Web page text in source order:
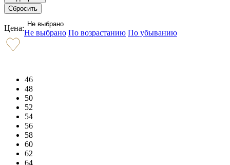
Цена: Не выбрано
Не выбрано По возрастанию По убыванию
46
48
50
52
54
56
58
60
62
64